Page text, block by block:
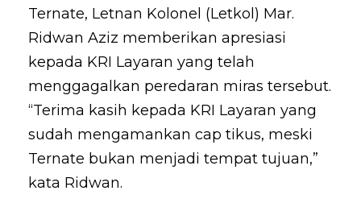
Ternate, Letnan Kolonel (Letkol) Mar.
Ridwan Aziz memberikan apresiasi
kepada KRI Layaran yang telah
menggagalkan peredaran miras tersebut.
“Terima kasih kepada KRI Layaran yang
sudah mengamankan cap tikus, meski
Ternate bukan menjadi tempat tujuan,”
kata Ridwan.